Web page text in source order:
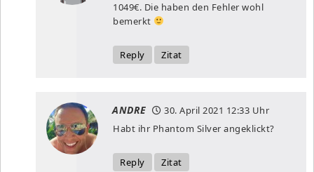
1049€. Die haben den Fehler wohl
bemerkt
Reply Zitat
ANDRE 30. April 2021 12:33 Uhr
Habt ihr Phantom Silver angeklickt?
Reply Zitat